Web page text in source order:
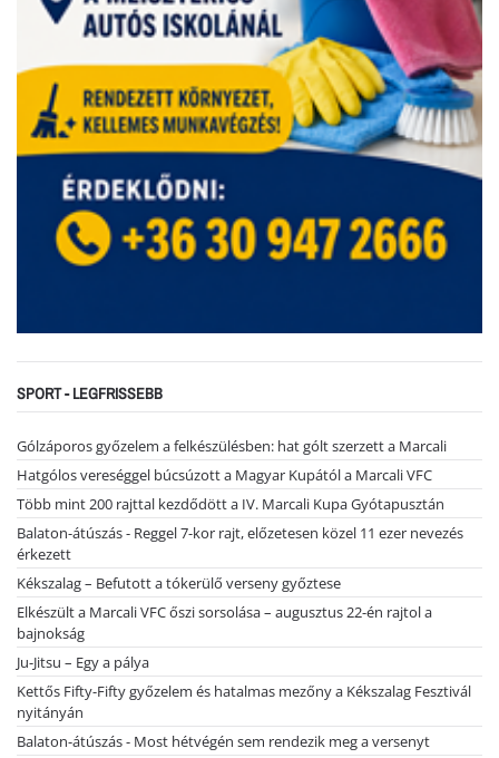
SPORT - LEGFRISSEBB
Gólzáporos győzelem a felkészülésben: hat gólt szerzett a Marcali
Hatgólos vereséggel búcsúzott a Magyar Kupától a Marcali VFC
Több mint 200 rajttal kezdődött a IV. Marcali Kupa Gyótapusztán
Balaton-átúszás - Reggel 7-kor rajt, előzetesen közel 11 ezer nevezés
érkezett
Kékszalag – Befutott a tókerülő verseny győztese
Elkészült a Marcali VFC őszi sorsolása – augusztus 22-én rajtol a
bajnokság
Ju-Jitsu – Egy a pálya
Kettős Fifty-Fifty győzelem és hatalmas mezőny a Kékszalag Fesztivál
nyitányán
Balaton-átúszás - Most hétvégén sem rendezik meg a versenyt